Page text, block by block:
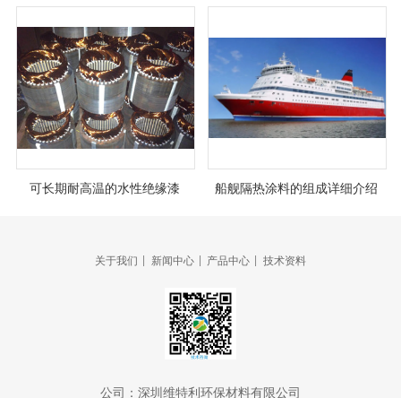
可长期耐高温的水性绝缘漆 船舰隔热涂料的组成详细介绍
关于我们 新闻中心 产品中心 技术资料
公司： 深圳维特利环保材料有限公司